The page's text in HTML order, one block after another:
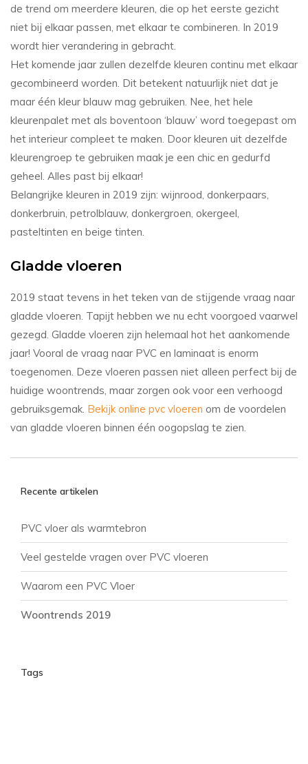
de trend om meerdere kleuren, die op het eerste gezicht
niet bij elkaar passen, met elkaar te combineren. In 2019
wordt hier verandering in gebracht.
Het komende jaar zullen dezelfde kleuren continu met elkaar
gecombineerd worden. Dit betekent natuurlijk niet dat je
maar één kleur blauw mag gebruiken. Nee, het hele
kleurenpalet met als boventoon ‘blauw’ word toegepast om
het interieur compleet te maken. Door kleuren uit dezelfde
kleurengroep te gebruiken maak je een chic en gedurfd
geheel. Alles past bij elkaar!
Belangrijke kleuren in 2019 zijn: wijnrood, donkerpaars,
donkerbruin, petrolblauw, donkergroen, okergeel,
pasteltinten en beige tinten.
Gladde vloeren
2019 staat tevens in het teken van de stijgende vraag naar
gladde vloeren. Tapijt hebben we nu echt voorgoed vaarwel
gezegd. Gladde vloeren zijn helemaal hot het aankomende
jaar! Vooral de vraag naar PVC en laminaat is enorm
toegenomen. Deze vloeren passen niet alleen perfect bij de
huidige woontrends, maar zorgen ook voor een verhoogd
gebruiksgemak. Bekijk online pvc vloeren om de voordelen
van gladde vloeren binnen één oogopslag te zien.
Recente artikelen
PVC vloer als warmtebron
Veel gestelde vragen over PVC vloeren
Waarom een PVC Vloer
Woontrends 2019
Tags